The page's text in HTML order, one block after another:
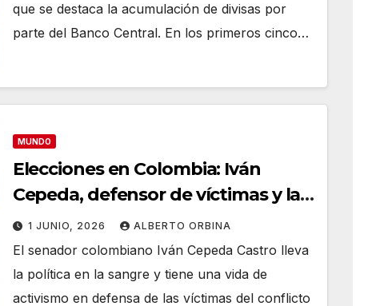
que se destaca la acumulación de divisas por
parte del Banco Central. En los primeros cinco…
MUNDO
Elecciones en Colombia: Iván
Cepeda, defensor de víctimas y la
carta de Gustavo Petro para la
continuidad del modelo
1 JUNIO, 2026 ALBERTO ORBINA
El senador colombiano Iván Cepeda Castro lleva
la política en la sangre y tiene una vida de
activismo en defensa de las víctimas del conflicto